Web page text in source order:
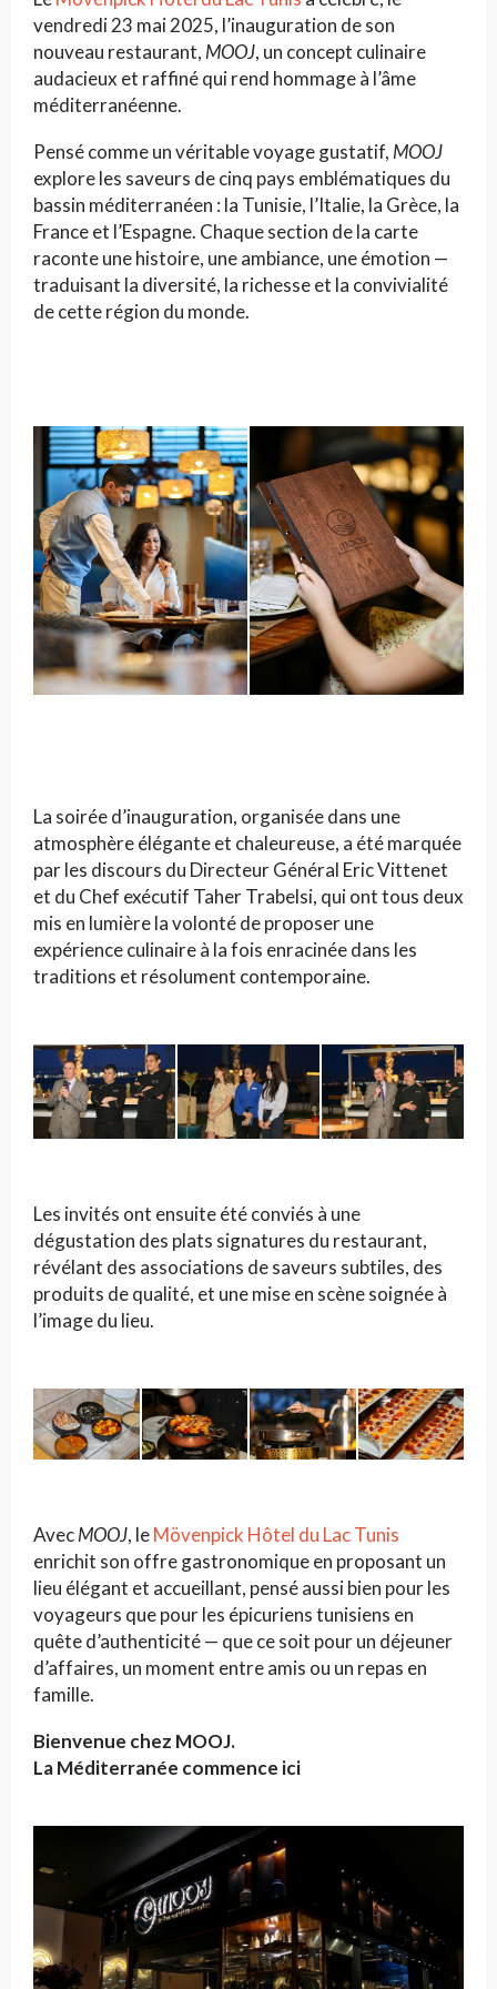
vendredi 23 mai 2025, l’inauguration de son
nouveau restaurant,MOOJ, un concept culinaire
audacieux et raffiné qui rend hommage à l’âme
méditerranéenne.
Pensé comme un véritable voyage gustatif,MOOJ
explore les saveurs de cinq pays emblématiques du
bassin méditerranéen : la Tunisie, l’Italie, la Grèce, la
France et l’Espagne. Chaque section de la carte
raconte une histoire, une ambiance, une émotion —
traduisant la diversité, la richesse et la convivialité
de cette région du monde.
La soirée d’inauguration, organisée dans une
atmosphère élégante et chaleureuse, a été marquée
par les discours du Directeur Général Eric Vittenet
et du Chef exécutif Taher Trabelsi, qui ont tous deux
mis en lumière la volonté de proposer une
expérience culinaire à la fois enracinée dans les
traditions et résolument contemporaine.
Les invités ont ensuite été conviés à une
dégustation des plats signatures du restaurant,
révélant des associations de saveurs subtiles, des
produits de qualité, et une mise en scène soignée à
l’image du lieu.
AvecMOOJ, leMövenpick Hôtel du Lac Tunis
enrichit son offre gastronomique en proposant un
lieu élégant et accueillant, pensé aussi bien pour les
voyageurs que pour les épicuriens tunisiens en
quête d’authenticité — que ce soit pour un déjeuner
d’affaires, un moment entre amis ou un repas en
famille.
Bienvenue chez MOOJ.
La Méditerranée commence ici